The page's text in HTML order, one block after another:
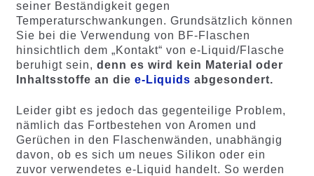
seiner Beständigkeit gegen
Temperaturschwankungen. Grundsätzlich können
Sie bei die Verwendung von BF-Flaschen
hinsichtlich dem „Kontakt“ von e-Liquid/Flasche
beruhigt sein, denn es wird kein Material oder
Inhaltsstoffe an die e-Liquids abgesondert.
Leider gibt es jedoch das gegenteilige Problem,
nämlich das Fortbestehen von Aromen und
Gerüchen in den Flaschenwänden, unabhängig
davon, ob es sich um neues Silikon oder ein
zuvor verwendetes e-Liquid handelt. So werden